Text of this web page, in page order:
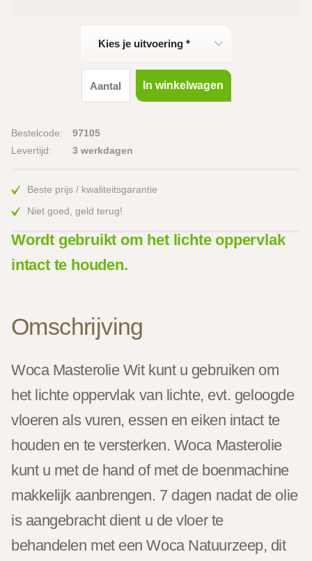
Wordt gebruikt om het lichte oppervlak
intact te houden.
Omschrijving
Woca Masterolie Wit kunt u gebruiken om
het lichte oppervlak van lichte, evt. geloogde
vloeren als vuren, essen en eiken intact te
houden en te versterken. Woca Masterolie
kunt u met de hand of met de boenmachine
makkelijk aanbrengen. 7 dagen nadat de olie
is aangebracht dient u de vloer te
behandelen met een Woca Natuurzeep, dit
Kies je uitvoering *
In winkelwagen
Bestelcode:
97105
Levertijd:
3 werkdagen
Beste prijs / kwaliteitsgarantie
Niet goed, geld terug!